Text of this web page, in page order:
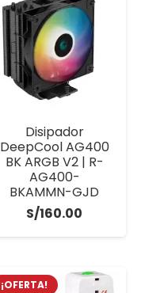
Disipador
DeepCool AG400
BK ARGB V2 | R-
AG400-
BKAMMN-GJD
S/160.00
¡OFERTA!